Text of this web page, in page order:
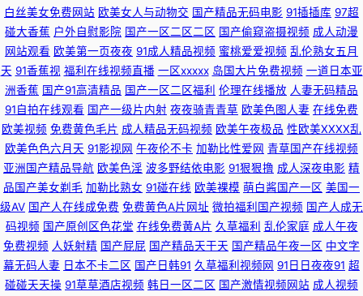
店丝袜足交福利彩票 国产片1024 亚洲欧美日韩丝袜网址 wwwav热 91tv福
利视频 大香蕉衣人 人妖伪娘视频 91n美女在线观看 国产成人综合视频在线
午夜寂寞看成人 欧美亚州性交AT 91探花一区在线 黄色小视频fft 在线播放成
人a 丁香五月色色婷 日韩成人网站 91干逼精品 草草精品 日韩另类无码偷拍
AV 91每日大赛 91综合探花 熟女偷拍视频 97手机电影院 久久香网站 五月天
五码 91伊人视频 久久国产欧洲 在线观看污网站 东京热久久 日韩精彩视频
白丝美女免费网站 欧美女人与动物交 国产精品无码电影 91插插库 97超
碰大香蕉 户外自慰影院 国产一区二区二区 国产偷窥盗摄视频 成人动漫
网站观看 欧美第一页夜夜 91成人精品视频 蜜桃爱爱视频 乱伦熟女五月
天 91香蕉视 福利在线视频直播 一区xxxxx 岛国大片免费视频 一道日本亚
洲香蕉 国产91高清精品 国产一区二区福利 伦理在线播放 人妻无码精品
91自拍在线观看 国产一级片内射 夜夜骑青青草 欧美色图人妻 在线免费
欧美视频 免费黄色毛片 成人精品无码视频 欧美午夜极品 性欧美ⅩⅩⅩⅩ乱
欧美色色六月天 91影视网 午夜伦不卡 加勒比性爱网 青草国产在线视频
亚洲国产精品导航 欧美色淫 波多野结依电影 91狠狠撸 成人深夜电影 精
品国产美女剃毛 加勒比熟女 91碰在线 欧美裸模 萌白酱国产一区 美国一
级AV 国产人在线成免费 免费黄色A片网址 微拍福利国产视频 国产人成无
码视频 国产原创区色花堂 在线免费黄A片 久草福利 乱伦家庭 成人午夜
免费视频 人妖射精 国产屁屁 国产精品天干天 国产精品午夜一区 中文字
幕无码人妻 日本不卡二区 国产日韩91 久草福利视频网 91日日夜夜91 超
碰碰天天操 91草草酒店视频 韩日一区二区 国产激情视频网站 成人视频